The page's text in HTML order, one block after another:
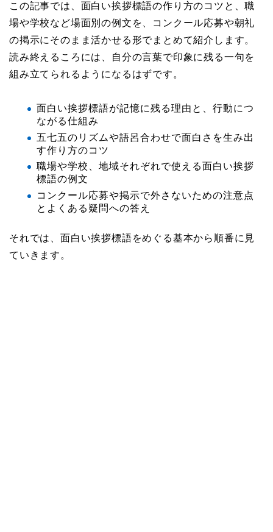
この記事では、面白い挨拶標語の作り方のコツと、職
場や学校など場面別の例文を、コンクール応募や朝礼
の掲示にそのまま活かせる形でまとめて紹介します。
読み終えるころには、自分の言葉で印象に残る一句を
組み立てられるようになるはずです。
面白い挨拶標語が記憶に残る理由と、行動につ
ながる仕組み
五七五のリズムや語呂合わせで面白さを生み出
す作り方のコツ
職場や学校、地域それぞれで使える面白い挨拶
標語の例文
コンクール応募や掲示で外さないための注意点
とよくある疑問への答え
それでは、面白い挨拶標語をめぐる基本から順番に見
ていきます。